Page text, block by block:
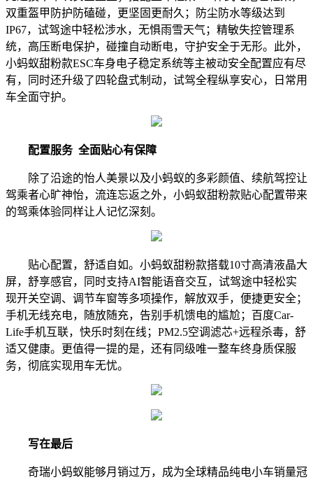
双重盔甲防护防磕碰，更坚固更耐久；防尘防水等级达到
IP67，试驾途中轻松涉水，无惧雨雪天气；精敏失控管理系
统，高压断电保护，碰撞自动断电，守护安全于无形。此外，
小蚂蚁甜粉款ESC车身电子稳定系统等主被动安全配置应有尽
有，同时还升级了四轮盘式制动，试驾全程纵享安心，日常用
车全面守护。
配置服务全面贴心有保障
除了沿途的怡人美景以及小蚂蚁的多彩颜值、续航驾控让
驾乘者心旷神怡，流连忘返之外，小蚂蚁甜粉款贴心配置带来
的驾乘体验同样让人记忆深刻。
贴心配置，舒适自如。小蚂蚁甜粉款搭载10寸高清液晶大
屏，舒享感官，同时支持AI智能语音交互，试驾途中轻松实
现开关空调、调节车窗等多项操作，解放双手，便捷更安全；
手机无线充电，随放随充，告别手机馈电的尴尬；百度Car-
Life手机互联，快乐时刻在线；PM2.5空调滤芯+远程杀毒，舒
适又健康。更值得一提的是，还有同级唯一整车终身质保服
务，彻底实现用车无忧。
写在最后
奇瑞小蚂蚁能够月销过万，成为全球精品纯电小车销量冠